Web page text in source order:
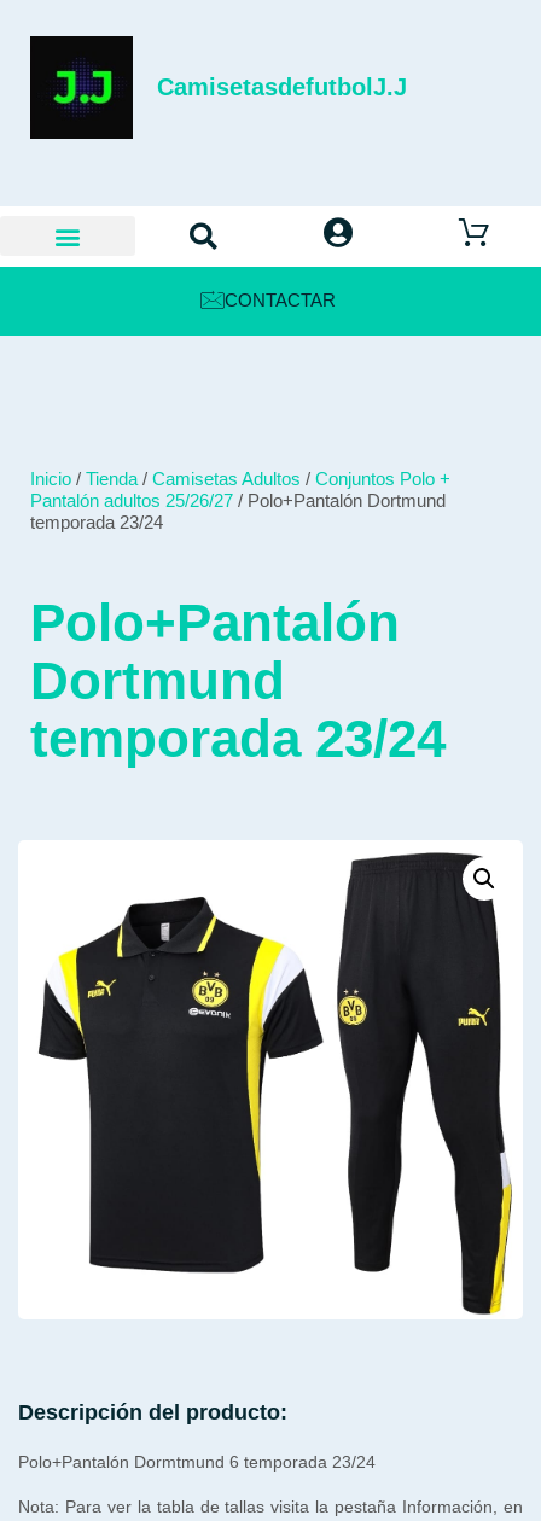
CamisetasdefutbolJ.J
CONTACTAR
Inicio / Tienda / Camisetas Adultos / Conjuntos Polo +
Pantalón adultos 25/26/27 / Polo+Pantalón Dortmund
temporada 23/24
Polo+Pantalón
Dortmund
temporada 23/24
Descripción del producto:
Polo+Pantalón Dormtmund 6 temporada 23/24
Nota: Para ver la tabla de tallas visita la pestaña Información, en